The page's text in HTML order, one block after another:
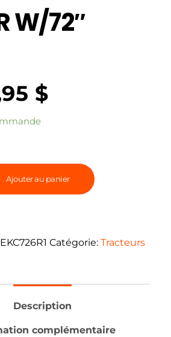
W/72″
$
Ajouter au panier
Catégorie: Tracteurs
Description
complémentaire